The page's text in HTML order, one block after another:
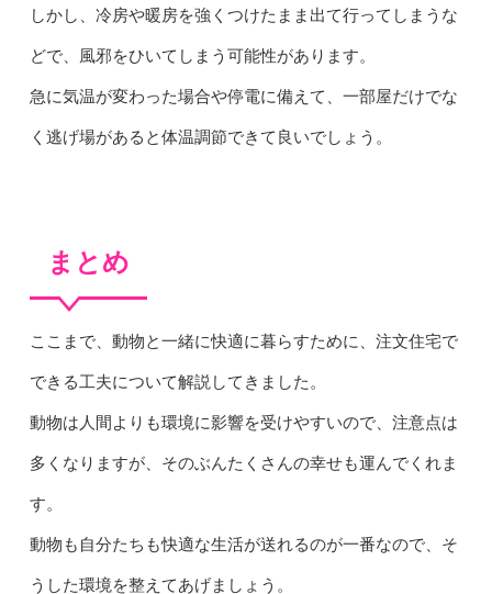
しかし、冷房や暖房を強くつけたまま出て行ってしまうな
どで、風邪をひいてしまう可能性があります。
急に気温が変わった場合や停電に備えて、一部屋だけでな
く逃げ場があると体温調節できて良いでしょう。
まとめ
ここまで、動物と一緒に快適に暮らすために、注文住宅で
できる工夫について解説してきました。
動物は人間よりも環境に影響を受けやすいので、注意点は
多くなりますが、そのぶんたくさんの幸せも運んでくれま
す。
動物も自分たちも快適な生活が送れるのが一番なので、そ
うした環境を整えてあげましょう。